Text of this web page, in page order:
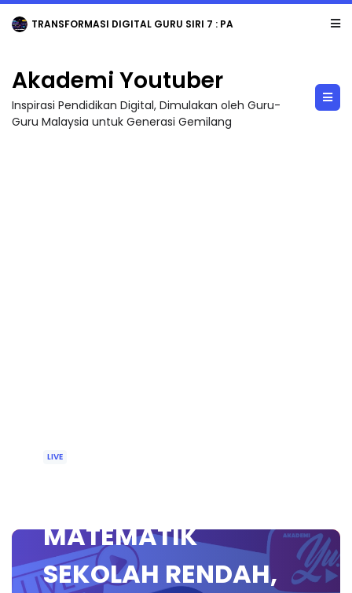
TRANSFORMASI DIGITAL GURU SIRI 7 : PAHLAWAN DIGITAL PENYELAMAT DUNIA
Akademi Youtuber
Inspirasi Pendidikan Digital, Dimulakan oleh Guru-
Guru Malaysia untuk Generasi Gemilang
LIVE
MATEMATIK
SEKOLAH RENDAH,